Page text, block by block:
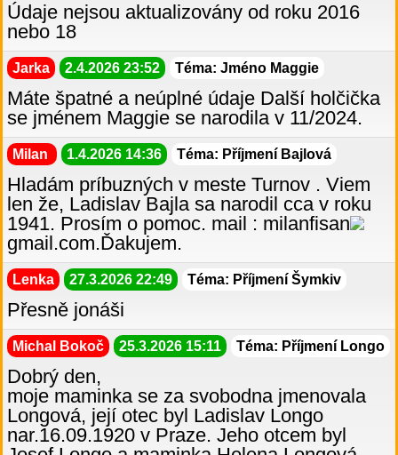
Údaje nejsou aktualizovány od roku 2016
nebo 18
Jarka 2.4.2026 23:52 Téma: Jméno Maggie
Máte špatné a neúplné údaje Další holčička
se jménem Maggie se narodila v 11/2024.
Milan 1.4.2026 14:36 Téma: Příjmení Bajlová
Hladám príbuzných v meste Turnov . Viem
len že, Ladislav Bajla sa narodil cca v roku
1941. Prosím o pomoc. mail : milanfisan
gmail.com.Ďakujem.
Lenka 27.3.2026 22:49 Téma: Příjmení Šymkiv
Přesně jonáši
Michal Bokoč 25.3.2026 15:11 Téma: Příjmení Longo
Dobrý den,
moje maminka se za svobodna jmenovala
Longová, její otec byl Ladislav Longo
nar.16.09.1920 v Praze. Jeho otcem byl